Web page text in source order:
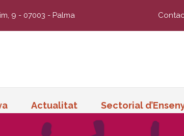
9 - 07003 - Palma
Actualitat Sectorial